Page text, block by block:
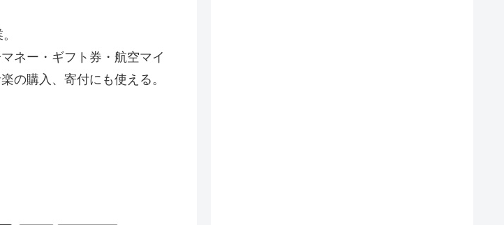
ネー・ギフト券・航空マイ
の購入、寄付にも使える。